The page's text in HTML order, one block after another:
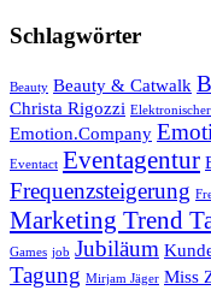
Schlagwörter
Beauty Beauty & Catwalk
Christa Rigozzi
Emotion.Company
Eventact Eventagentur
Frequenzsteigerung
Marketing Trend
Games job Jubiläum
Tagung Mirjam Jäger Miss